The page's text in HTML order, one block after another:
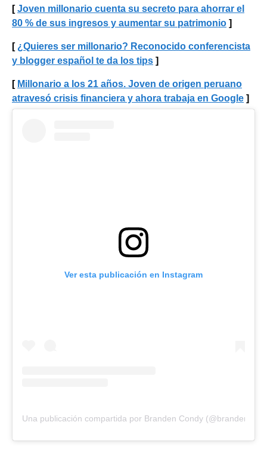
Joven millonario cuenta su secreto para ahorrar el
80 % de sus ingresos y aumentar su patrimonio
¿Quieres ser millonario? Reconocido conferencista
y blogger español te da los tips
Millonario a los 21 años. Joven de origen peruano
atravesó crisis financiera y ahora trabaja en Google
Ver esta publicación en Instagram
Una publicación compartida por Branden Condy